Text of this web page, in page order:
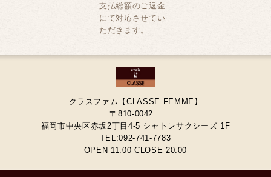
支払総額のご返金
にて対応させてい
ただきます。
クラスファム【CLASSE FEMME】
〒810-0042
福岡市中央区赤坂2丁目4-5 シャトレサクシーズ 1F
TEL:092-741-7783
OPEN 11:00 CLOSE 20:00